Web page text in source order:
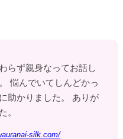
らず親身なってお話し
悩んでいてしんどかっ
助かりました。 ありが
。
silk.com/